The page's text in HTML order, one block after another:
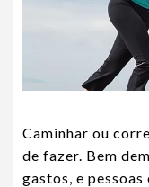
Caminhar ou
de fazer. Bem
gastos, e